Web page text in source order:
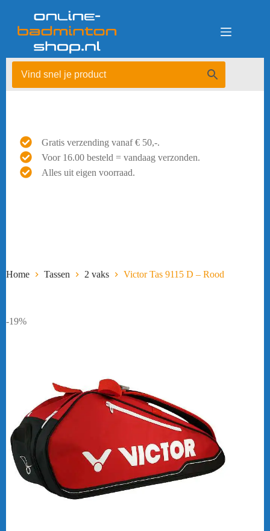
Gratis verzending vanaf € 50,-.
Voor 16.00 besteld = vandaag verzonden.
Alles uit eigen voorraad.
Home Tassen 2 vaks Victor Tas 9115 D – Rood
-19%